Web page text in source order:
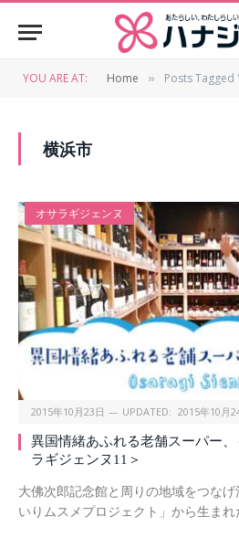
YOU ARE AT: Home » Posts Tagged
横浜市
オサラギジェンヌ
2015年10月23日 UPDATED: 2015年10月
異国情緒あふれる老舗スーパー
ラギジェンヌ11＞
大佛次郎記念館と周りの地域をつな
いりムスメプロジェクト」から生ま